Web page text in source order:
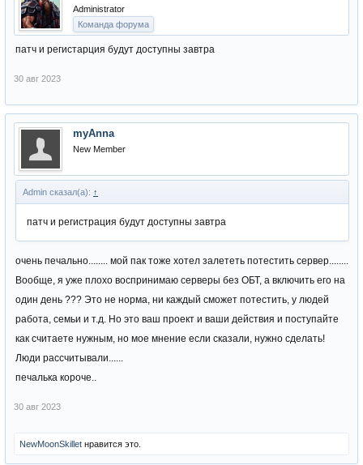
Administrator
Команда форума
патч и регистарция будут доступны завтра
30 авг 2023
myAnna
New Member
Admin сказал(а): ↑
патч и регистрация будут доступны завтра
очень печально........ мой пак тоже хотел залететь потестить сервер........
Вообще, я уже плохо воспринимаю серверы без ОБТ, а включить его на
один день ??? Это не норма, ни каждый сможет потестить, у людей
работа, семьи и т.д. Но это ваш проект и ваши действия и поступайте
как считаете нужным, но мое мнение если сказали, нужно сделать!
Люди рассчитывали......
печалька короче..
30 авг 2023
NewMoonSkillet нравится это.